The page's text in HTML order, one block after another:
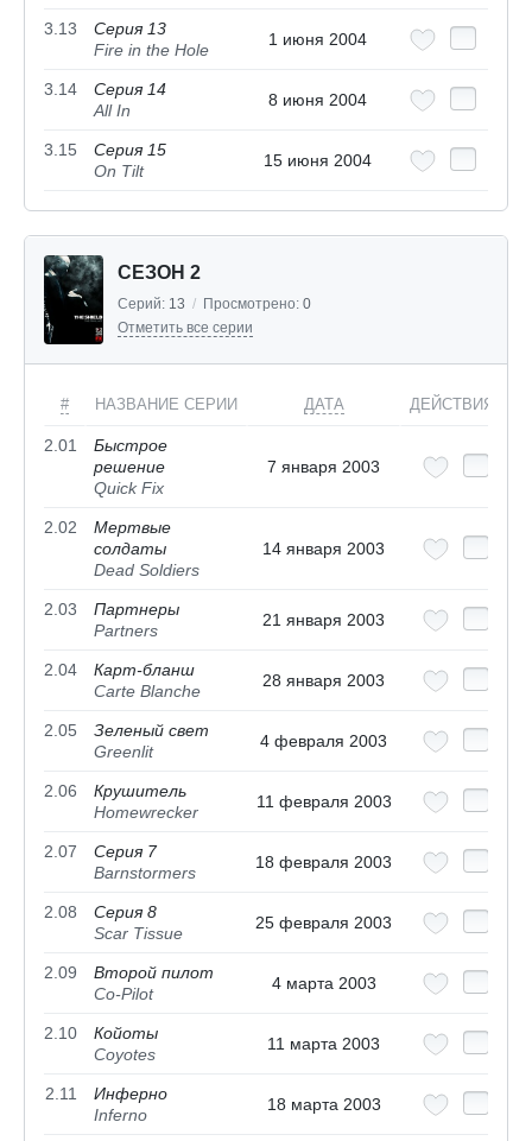
3.13
Серия 13
Fire in the Hole
1 июня 2004
3.14
Серия 14
All In
8 июня 2004
3.15
Серия 15
On Tilt
15 июня 2004
СЕЗОН 2
Серий: 13 / Просмотрено: 0
Отметить все серии
# НАЗВАНИЕ СЕРИИ ДАТА ДЕЙСТВИЯ
2.01
Быстрое
решение
Quick Fix
7 января 2003
2.02
Мертвые
солдаты
Dead Soldiers
14 января 2003
2.03
Партнеры
Partners
21 января 2003
2.04
Карт-бланш
Carte Blanche
28 января 2003
2.05
Зеленый свет
Greenlit
4 февраля 2003
2.06
Крушитель
Homewrecker
11 февраля 2003
2.07
Серия 7
Barnstormers
18 февраля 2003
2.08
Серия 8
Scar Tissue
25 февраля 2003
2.09
Второй пилот
Co-Pilot
4 марта 2003
2.10
Койоты
Coyotes
11 марта 2003
2.11
Инферно
Inferno
18 марта 2003